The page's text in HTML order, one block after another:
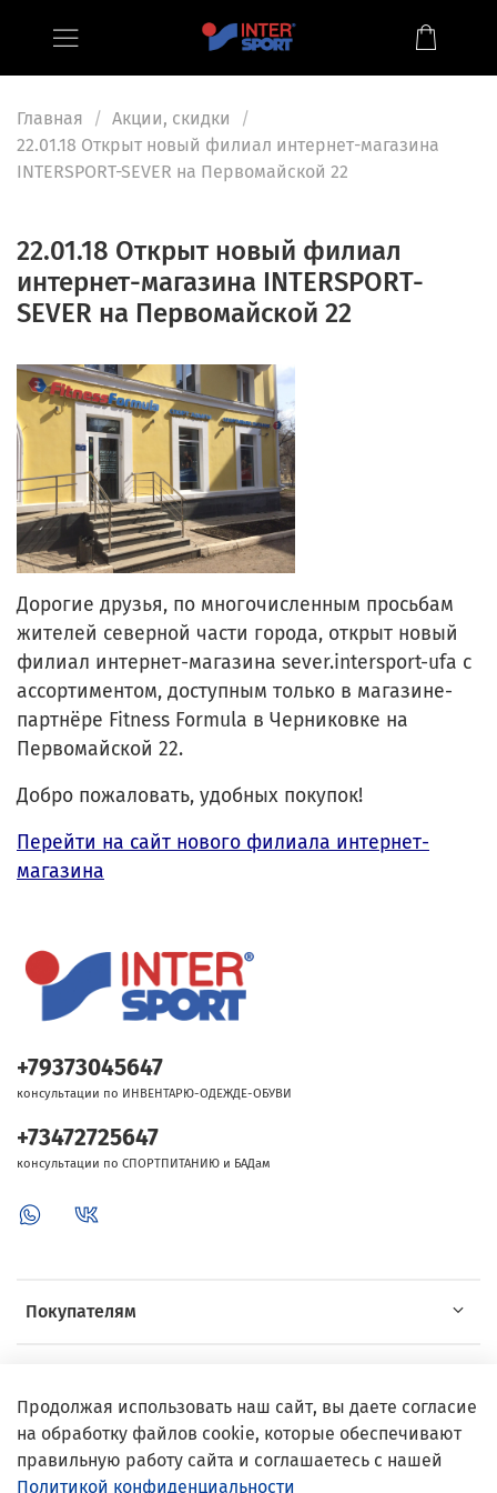
Главная
Акции, скидки
22.01.18 Открыт новый филиал интернет-магазина
INTERSPORT-SEVER на Первомайской 22
22.01.18 Открыт новый филиал
интернет-магазина INTERSPORT-
SEVER на Первомайской 22
Дорогие друзья, по многочисленным просьбам
жителей северной части города, открыт новый
филиал интернет-магазина sever.intersport-ufa с
ассортиментом, доступным только в магазине-
партнёре Fitness Formula в Черниковке на
Первомайской 22.
Добро пожаловать, удобных покупок!
Перейти на сайт нового филиала интернет-
магазина
Покупателям
Выгодные предложения
+79373045647
консультации по ИНВЕНТАРЮ-ОДЕЖДЕ-ОБУВИ
+73472725647
консультации по СПОРТПИТАНИЮ и БАДам
Продолжая использовать наш сайт, вы даете согласие
на обработку файлов cookie, которые обеспечивают
правильную работу сайта и соглашаетесь с нашей
Политикой конфиденциальности